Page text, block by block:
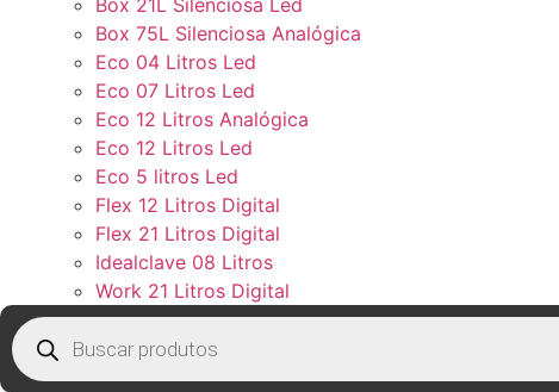
Box 21L Silenciosa Led
Box 75L Silenciosa Analógica
Eco 04 Litros Led
Eco 07 Litros Led
Eco 12 Litros Analógica
Eco 12 Litros Led
Eco 5 litros Led
Flex 12 Litros Digital
Flex 21 Litros Digital
Idealclave 08 Litros
Work 21 Litros Digital
Pesquisar
produtos